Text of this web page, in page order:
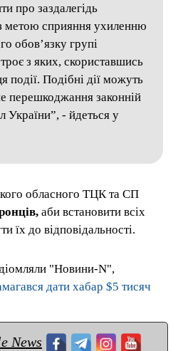
про заздалегідь
з метою сприяння ухиленню
обов’язку групі
з яких, скориставшись
події. Подібні дії можуть
перешкоджання законній
України”, - йдеться у
обласного ТЦК та СП
аби встановити всіх
їх до відповідальності.
"Новини-N",
дати хабар $5 тисяч
News